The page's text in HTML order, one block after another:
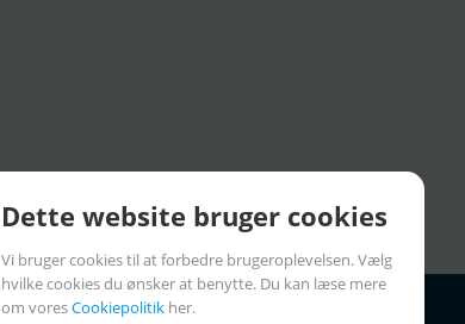
Dette website bruger cookies
Vi bruger cookies til at forbedre brugeroplevelsen. Vælg
hvilke cookies du ønsker at benytte. Du kan læse mere
om voresCookiepolitik her.